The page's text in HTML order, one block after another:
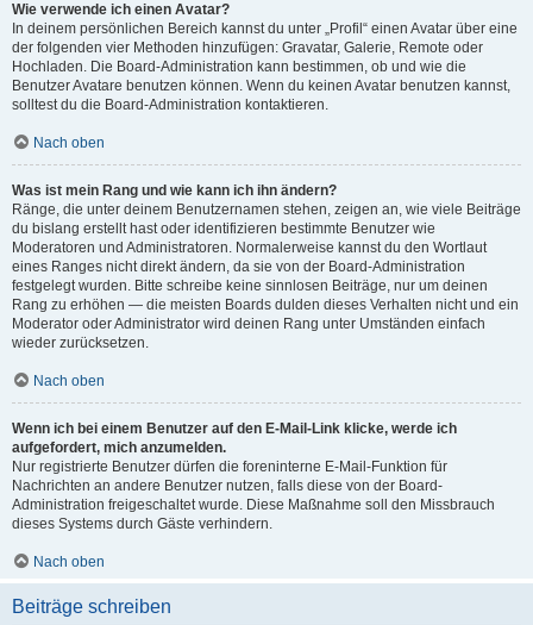
Wie verwende ich einen Avatar?
In deinem persönlichen Bereich kannst du unter „Profil“ einen Avatar über eine
der folgenden vier Methoden hinzufügen: Gravatar, Galerie, Remote oder
Hochladen. Die Board-Administration kann bestimmen, ob und wie die
Benutzer Avatare benutzen können. Wenn du keinen Avatar benutzen kannst,
solltest du die Board-Administration kontaktieren.
Nach oben
Was ist mein Rang und wie kann ich ihn ändern?
Ränge, die unter deinem Benutzernamen stehen, zeigen an, wie viele Beiträge
du bislang erstellt hast oder identifizieren bestimmte Benutzer wie
Moderatoren und Administratoren. Normalerweise kannst du den Wortlaut
eines Ranges nicht direkt ändern, da sie von der Board-Administration
festgelegt wurden. Bitte schreibe keine sinnlosen Beiträge, nur um deinen
Rang zu erhöhen — die meisten Boards dulden dieses Verhalten nicht und ein
Moderator oder Administrator wird deinen Rang unter Umständen einfach
wieder zurücksetzen.
Nach oben
Wenn ich bei einem Benutzer auf den E-Mail-Link klicke, werde ich
aufgefordert, mich anzumelden.
Nur registrierte Benutzer dürfen die foreninterne E-Mail-Funktion für
Nachrichten an andere Benutzer nutzen, falls diese von der Board-
Administration freigeschaltet wurde. Diese Maßnahme soll den Missbrauch
dieses Systems durch Gäste verhindern.
Nach oben
Beiträge schreiben